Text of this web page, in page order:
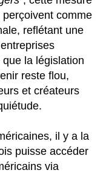
comme
reflétant une
la législation
reste flou,
et créateurs
il y a la
puisse accéder
via